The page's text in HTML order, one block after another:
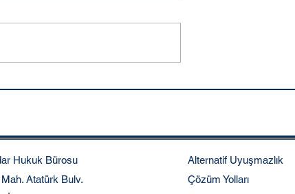
Hukuk Bürosu
Mah. Atatürk Bulv.
Alternatif Uyuşmazlık
Çözüm Yolları